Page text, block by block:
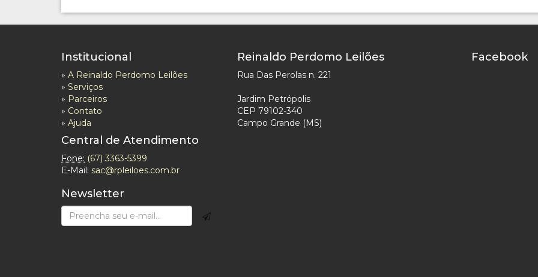
Institucional
» A Reinaldo Perdomo Leilões
» Serviços
» Parceiros
» Contato
» Ajuda
Central de Atendimento
Fone: (67) 3363-5399
E-Mail: sac@rpleiloes.com.br
Newsletter
Reinaldo Perdomo Leilões
Rua Das Perolas n. 221
Jardim Petrópolis
CEP 79102-340
Campo Grande (MS)
Facebook